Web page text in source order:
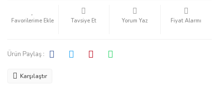
Tavsiye Et Yorum Yaz Fiyat Alarmı
Ürün Paylaş :
Karşılaştır